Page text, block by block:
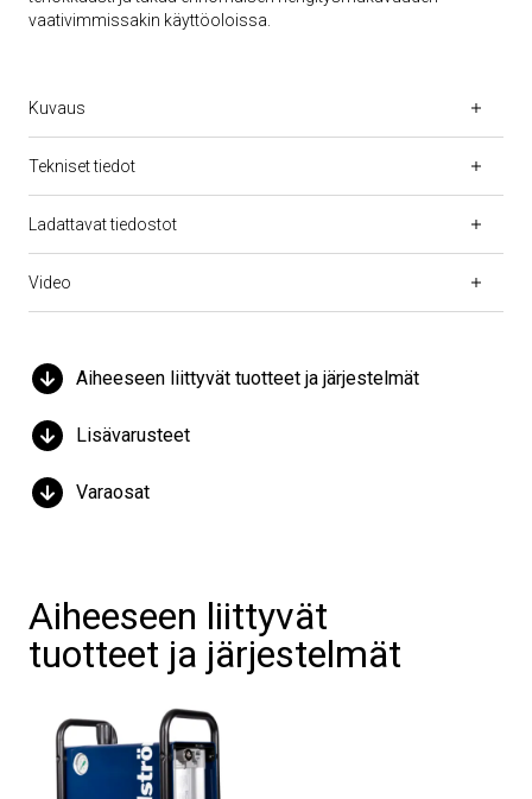
vaativimmissakin käyttöoloissa.
Kuvaus
Tekniset tiedot
Ladattavat tiedostot
Video
Aiheeseen liittyvät tuotteet ja järjestelmät
Lisävarusteet
Varaosat
Aiheeseen liittyvät
tuotteet ja järjestelmät